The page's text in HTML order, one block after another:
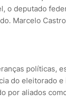
o deputado
Marcelo
políticas,
do eleitorado
por aliados